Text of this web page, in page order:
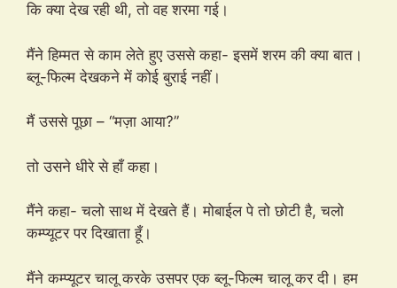
कि क्या देख रही थी, तो वह शरमा गई।
मैंने हिम्मत से काम लेते हुए उससे कहा- इसमें शरम की क्या बात।
ब्लू-फिल्म देखकने में कोई बुराई नहीं।
मैं उससे पूछा – “मज़ा आया?”
तो उसने धीरे से हाँ कहा।
मैंने कहा- चलो साथ में देखते हैं। मोबाईल पे तो छोटी है, चलो
कम्प्यूटर पर दिखाता हूँ।
मैंने कम्प्यूटर चालू करके उसपर एक ब्लू-फिल्म चालू कर दी। हम